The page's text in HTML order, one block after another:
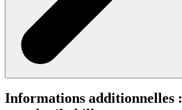
Informations additionnelles :